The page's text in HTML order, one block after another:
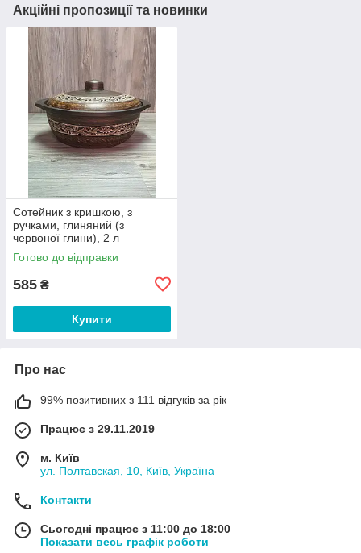
Акційні пропозиції та новинки
Сотейник з кришкою, з
ручками, глиняний (з
червоної глини), 2 л
Готово до відправки
585 ₴
Купити
Про нас
99% позитивних з 111 відгуків за рік
Працює з 29.11.2019
м. Київ
ул. Полтавская, 10, Київ, Україна
Контакти
Сьогодні працює з 11:00 до 18:00
Показати весь графік роботи